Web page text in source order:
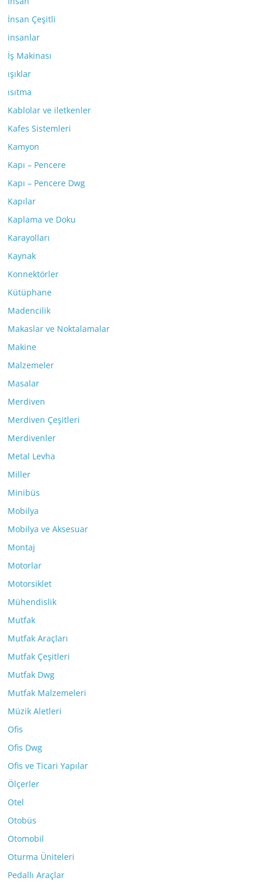
İnsan Çeşitli
insanlar
İş Makinası
ışıklar
ısıtma
Kablolar ve iletkenler
Kafes Sistemleri
Kamyon
Kapı – Pencere
Kapı – Pencere Dwg
Kapılar
Kaplama ve Doku
Karayolları
Kaynak
Konnektörler
Kütüphane
Madencilik
Makaslar ve Noktalamalar
Makine
Malzemeler
Masalar
Merdiven
Merdiven Çeşitleri
Merdivenler
Metal Levha
Miller
Minibüs
Mobilya
Mobilya ve Aksesuar
Montaj
Motorlar
Motorsiklet
Mühendislik
Mutfak
Mutfak Araçları
Mutfak Çeşitleri
Mutfak Dwg
Mutfak Malzemeleri
Müzik Aletleri
Ofis
Ofis Dwg
Ofis ve Ticari Yapılar
Ölçerler
Otel
Otobüs
Otomobil
Oturma Üniteleri
Pedallı Araçlar